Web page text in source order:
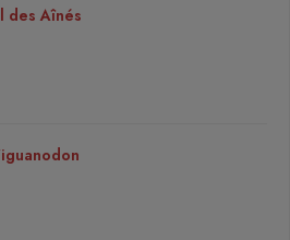
des Aînés